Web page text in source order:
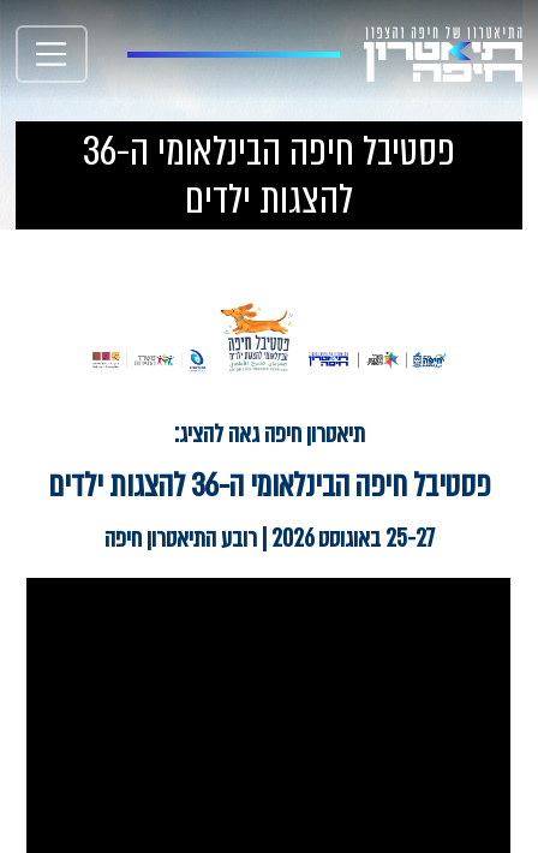
פסטיבל חיפה הבינלאומי ה-36
להצגות ילדים
תיאטרון חיפה גאה להציג:
פסטיבל חיפה הבינלאומי ה-36 להצגות ילדים
25-27 באוגוסט 2026 | רובע התיאטרון חיפה